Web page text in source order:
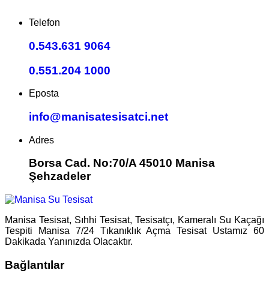
Telefon
0.543.631 9064
0.551.204 1000
Eposta
info@manisatesisatci.net
Adres
Borsa Cad. No:70/A 45010 Manisa
Şehzadeler
Manisa Tesisat, Sıhhi Tesisat, Tesisatçı, Kameralı Su Kaçağı
Tespiti Manisa 7/24 Tıkanıklık Açma Tesisat Ustamız 60
Dakikada Yanınızda Olacaktır.
Bağlantılar